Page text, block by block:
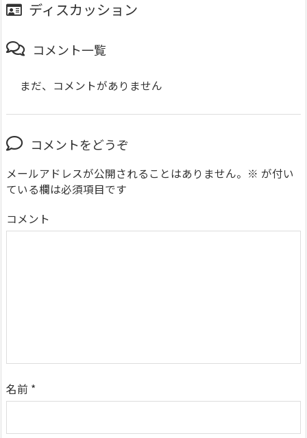
ディスカッション
コメント一覧
まだ、コメントがありません
コメントをどうぞ
メールアドレスが公開されることはありません。 ※ が付い
ている欄は必須項目です
コメント
名前 *